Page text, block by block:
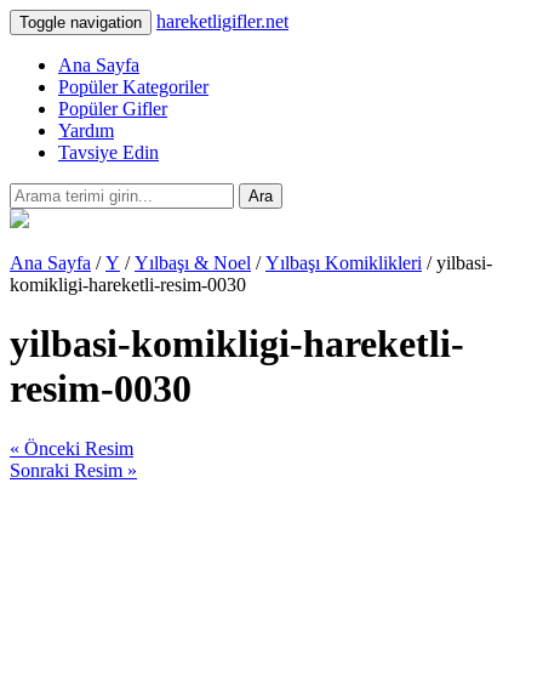
Toggle navigation hareketligifler.net
Ana Sayfa
Popüler Kategoriler
Popüler Gifler
Yardım
Tavsiye Edin
Ara
Ana Sayfa /Y /Yılbaşı & Noel /Yılbaşı Komiklikleri / yilbasi-
komikligi-hareketli-resim-0030
yilbasi-komikligi-hareketli-
resim-0030
« Önceki Resim
Sonraki Resim »